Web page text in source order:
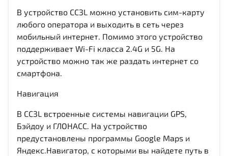
В устройство CC3L можно установить сим-карту
любого оператора и выходить в сеть через
мобильный интернет. Помимо этого устройство
поддерживает Wi-Fi класса 2.4G и 5G. На
устройство можно так же раздать интернет со
смартфона.
Навигация
В CC3L встроенные системы навигации GPS,
Бэйдоу и ГЛОНАСС. На устройство
предустановлены программы Google Maps и
Яндекс.Навигатор, с которыми вы найдете путь в